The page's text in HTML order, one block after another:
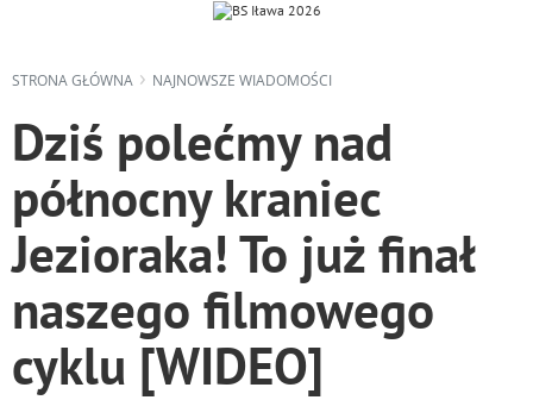
STRONA GŁÓWNA NAJNOWSZE WIADOMOŚCI
Dziś polećmy nad
północny kraniec
Jezioraka! To już finał
naszego filmowego
cyklu [WIDEO]